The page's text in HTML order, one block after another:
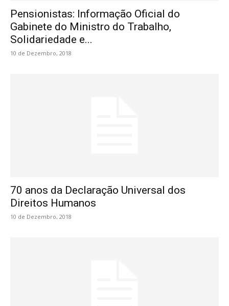
Pensionistas: Informação Oficial do
Gabinete do Ministro do Trabalho,
Solidariedade e...
10 de Dezembro, 2018
70 anos da Declaração Universal dos
Direitos Humanos
10 de Dezembro, 2018